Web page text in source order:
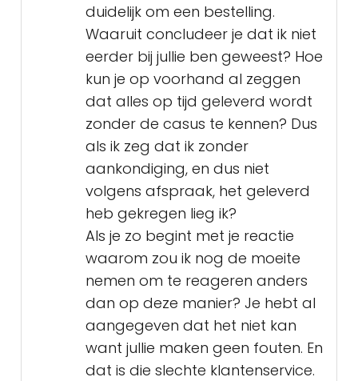
duidelijk om een bestelling.
Waaruit concludeer je dat ik niet
eerder bij jullie ben geweest? Hoe
kun je op voorhand al zeggen
dat alles op tijd geleverd wordt
zonder de casus te kennen? Dus
als ik zeg dat ik zonder
aankondiging, en dus niet
volgens afspraak, het geleverd
heb gekregen lieg ik?
Als je zo begint met je reactie
waarom zou ik nog de moeite
nemen om te reageren anders
dan op deze manier? Je hebt al
aangegeven dat het niet kan
want jullie maken geen fouten. En
dat is die slechte klantenservice.